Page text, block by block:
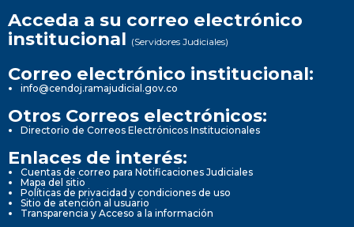
Acceda a su correo electrónico
institucional (Servidores Judiciales)
Correo electrónico institucional:
info@cendoj.ramajudicial.gov.co
Otros Correos electrónicos:
Directorio de Correos Electrónicos Institucionales
Enlaces de interés:
Cuentas de correo para Notificaciones Judiciales
Mapa del sitio
Políticas de privacidad y condiciones de uso
Sitio de atención al usuario
Transparencia y Acceso a la información